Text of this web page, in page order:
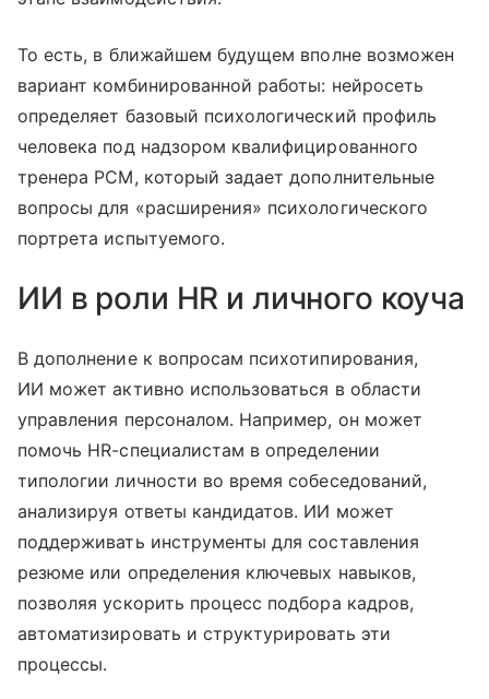
То есть, в ближайшем будущем вполне возможен
вариант комбинированной работы: нейросеть
определяет базовый психологический профиль
человека под надзором квалифицированного
тренера PCM, который задает дополнительные
вопросы для «расширения» психологического
портрета испытуемого.
ИИ в роли HR и личного коуча
В дополнение к вопросам психотипирования,
ИИ может активно использоваться в области
управления персоналом. Например, он может
помочь HR-специалистам в определении
типологии личности во время собеседований,
анализируя ответы кандидатов. ИИ может
поддерживать инструменты для составления
резюме или определения ключевых навыков,
позволяя ускорить процесс подбора кадров,
автоматизировать и структурировать эти
процессы.